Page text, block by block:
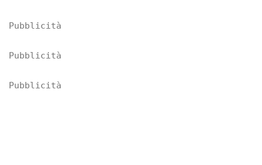
Pubblicità
Pubblicità
Pubblicità